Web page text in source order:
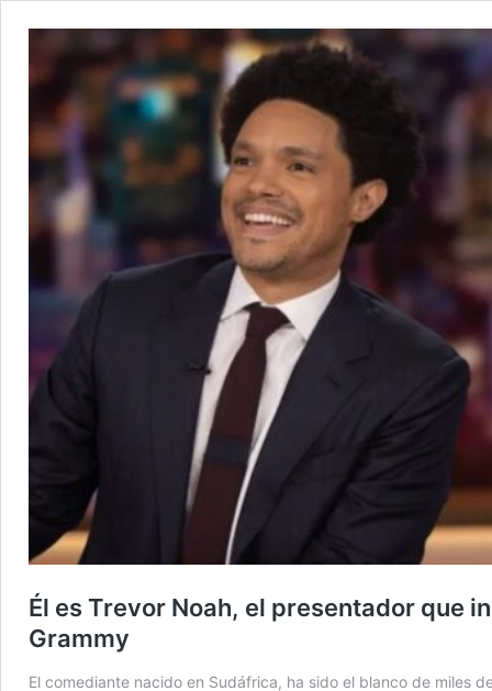
Él es Trevor Noah, el presentador que
Grammy
El comediante nacido en Sudáfrica, ha sido el blanco de miles